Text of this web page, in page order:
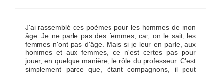
J'ai rassemblé ces poèmes pour les hommes de mon
âge. Je ne parle pas des femmes, car, on le sait, les
femmes n'ont pas d'âge. Mais si je leur en parle, aux
hommes et aux femmes, ce n'est certes pas pour
jouer, en quelque manière, le rôle du professeur. C'est
simplement parce que, étant compagnons, il peut